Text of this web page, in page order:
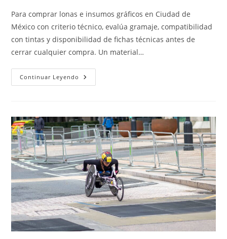
Para comprar lonas e insumos gráficos en Ciudad de
México con criterio técnico, evalúa gramaje, compatibilidad
con tintas y disponibilidad de fichas técnicas antes de
cerrar cualquier compra. Un material…
Continuar Leyendo Dónde
Comprar
En
CDMX:
Qué
Evaluar